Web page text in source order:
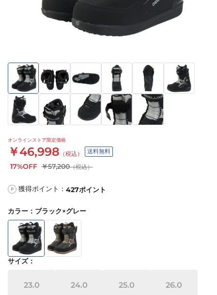
オンラインストア限定価格
￥46,998 （税込） 送料無料
17%OFF ￥57,200（税込）
P 獲得ポイント： 427ポイント
カラー ： ブラック×グレー
サイズ：
23.0 24.0 25.0 26.0